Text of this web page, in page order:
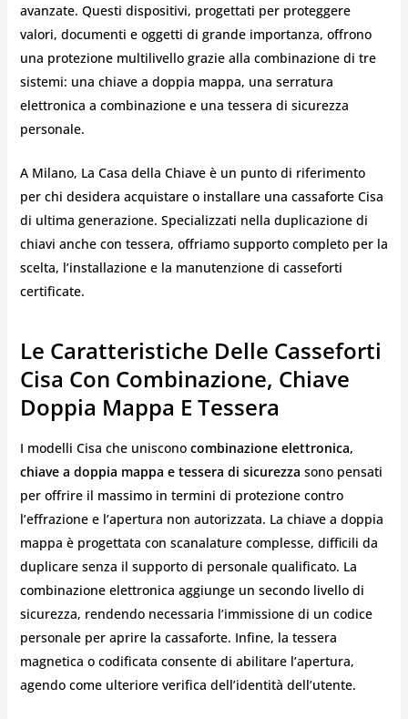
avanzate. Questi dispositivi, progettati per proteggere
valori, documenti e oggetti di grande importanza, offrono
una protezione multilivello grazie alla combinazione di tre
sistemi: una chiave a doppia mappa, una serratura
elettronica a combinazione e una tessera di sicurezza
personale.
A Milano, La Casa della Chiave è un punto di riferimento
per chi desidera acquistare o installare una cassaforte Cisa
di ultima generazione. Specializzati nella duplicazione di
chiavi anche con tessera, offriamo supporto completo per la
scelta, l’installazione e la manutenzione di casseforti
certificate.
Le Caratteristiche Delle Casseforti
Cisa Con Combinazione, Chiave
Doppia Mappa E Tessera
I modelli Cisa che uniscono combinazione elettronica,
chiave a doppia mappa e tessera di sicurezza sono pensati
per offrire il massimo in termini di protezione contro
l’effrazione e l’apertura non autorizzata. La chiave a doppia
mappa è progettata con scanalature complesse, difficili da
duplicare senza il supporto di personale qualificato. La
combinazione elettronica aggiunge un secondo livello di
sicurezza, rendendo necessaria l’immissione di un codice
personale per aprire la cassaforte. Infine, la tessera
magnetica o codificata consente di abilitare l’apertura,
agendo come ulteriore verifica dell’identità dell’utente.